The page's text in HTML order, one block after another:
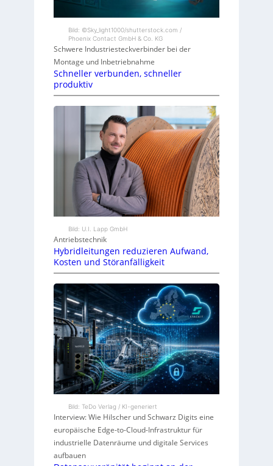
Bild: ©Sky_light1000/shutterstock.com /
Phoenix Contact GmbH & Co. KG
Schwere Industriesteckverbinder bei der
Montage und Inbetriebnahme
Schneller verbunden, schneller
produktiv
Bild: U.I. Lapp GmbH
Antriebstechnik
Hybridleitungen reduzieren Aufwand,
Kosten und Störanfälligkeit
Bild: TeDo Verlag / KI-generiert
Interview: Wie Hilscher und Schwarz Digits eine
europäische Edge-to-Cloud-Infrastruktur für
industrielle Datenräume und digitale Services
aufbauen